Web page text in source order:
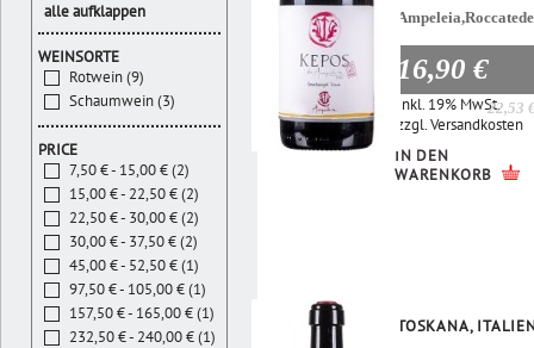
16,90 €
22,53
Inkl. 19% MwSt.
zzgl.Versandkosten
IN DEN
WARENKORB
TOSKANA,
alle aufklappen
WEINSORTE
Rotwein (9)
Schaumwein (3)
PRICE
7,50 € - 15,00 € (2)
15,00 € - 22,50 € (2)
22,50 € - 30,00 € (2)
30,00 € - 37,50 € (2)
45,00 € - 52,50 € (1)
97,50 € - 105,00 € (1)
157,50 € - 165,00 € (1)
232,50 € - 240,00 € (1)